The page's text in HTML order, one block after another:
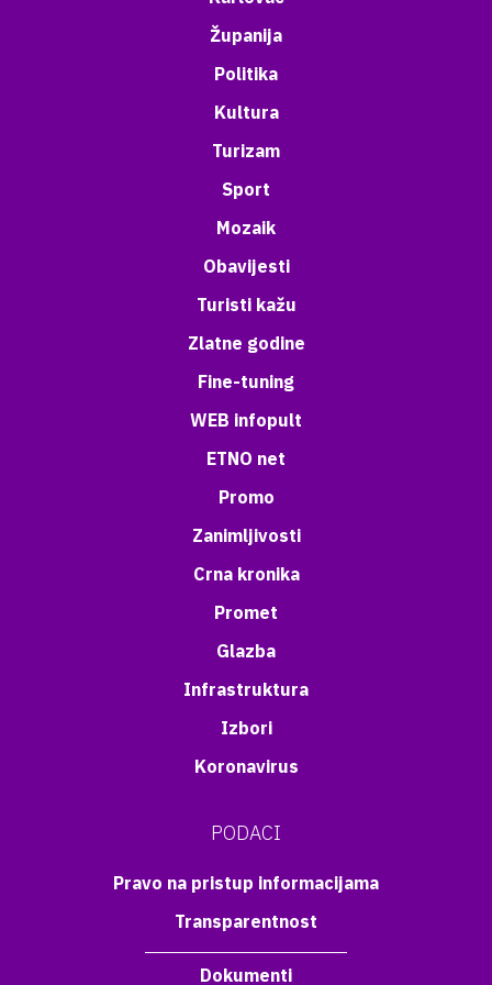
Županija
Politika
Kultura
Turizam
Sport
Mozaik
Obavijesti
Turisti kažu
Zlatne godine
Fine-tuning
WEB infopult
ETNO net
Promo
Zanimljivosti
Crna kronika
Promet
Glazba
Infrastruktura
Izbori
Koronavirus
PODACI
Pravo na pristup informacijama
Transparentnost
Dokumenti